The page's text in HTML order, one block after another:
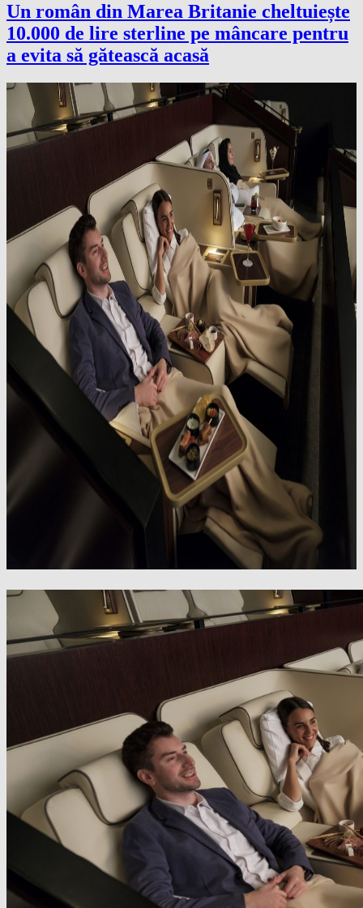
Un român din Marea Britanie cheltuiește
10.000 de lire sterline pe mâncare pentru
a evita să gătească acasă